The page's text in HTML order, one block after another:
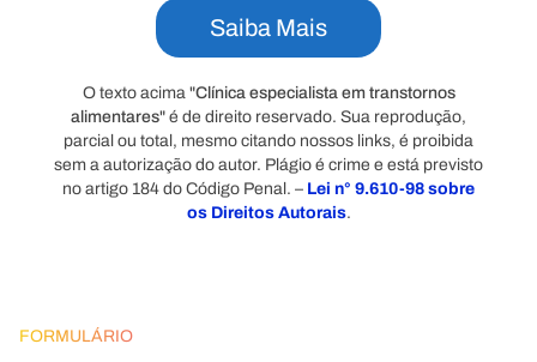
Saiba Mais
O texto acima "Clínica especialista em transtornos
alimentares" é de direito reservado. Sua reprodução,
parcial ou total, mesmo citando nossos links, é proibida
sem a autorização do autor. Plágio é crime e está previsto
no artigo 184 do Código Penal. – Lei n° 9.610-98 sobre
os Direitos Autorais.
FORMULÁRIO